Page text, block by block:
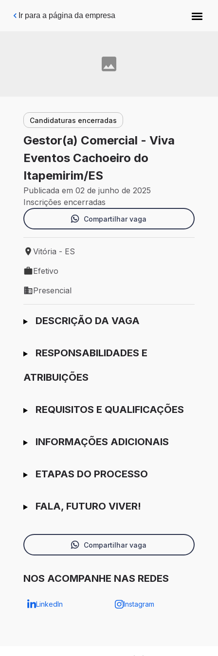
Pular para o conteúdo principal
Ir para a página da empresa
Candidaturas encerradas
Gestor(a) Comercial - Viva
Eventos Cachoeiro do
Itapemirim/ES
Publicada em 02 de junho de 2025
Inscrições encerradas
Compartilhar vaga
Local de trabalho: Vitória - ES
Vitória - ES
Tipo de vaga: Efetivo
Efetivo
Modelo de trabalho: Presencial
Presencial
Ir para candidatura
DESCRIÇÃO DA VAGA
RESPONSABILIDADES E
ATRIBUIÇÕES
REQUISITOS E QUALIFICAÇÕES
INFORMAÇÕES ADICIONAIS
ETAPAS DO PROCESSO
FALA, FUTURO VIVER!
Compartilhar vaga
NOS ACOMPANHE NAS REDES
LinkedIn Instagram